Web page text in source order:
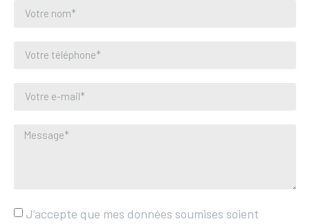
J’accepte que mes données soumises soient